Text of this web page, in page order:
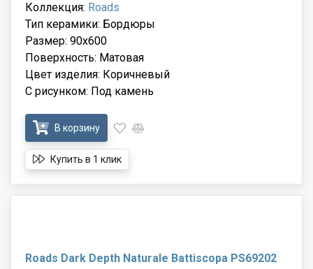
Коллекция: Roads
Тип керамики: Бордюры
Размер: 90x600
Поверхность: Матовая
Цвет изделия: Коричневый
С рисунком: Под камень
В корзину
Купить в 1 клик
Roads Dark Depth Naturale Battiscopa PS69202